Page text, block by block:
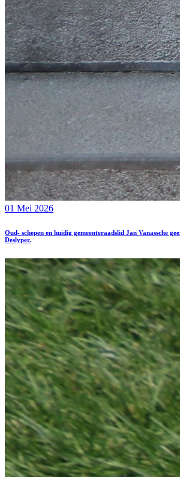
01 Mei 2026
Oud- schepen en huidig gemeenteraadslid Jan Vanassche
Deslyper.